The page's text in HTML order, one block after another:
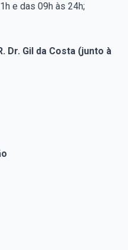
e das 09h às 24h;
Dr. Gil da Costa (junto à